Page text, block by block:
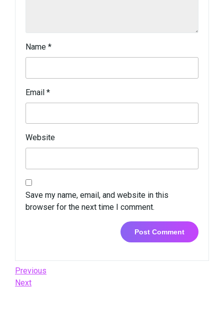
Name *
Email *
Website
Save my name, email, and website in this
browser for the next time I comment.
Post
navigation
Previous
Post
Previous
Next
Next